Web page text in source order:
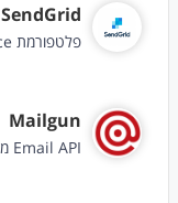
SendGrid
פלטפורמת Email as a Service
Mailgun
Email API מותאם לפיתוח ואינטגרציה קלה